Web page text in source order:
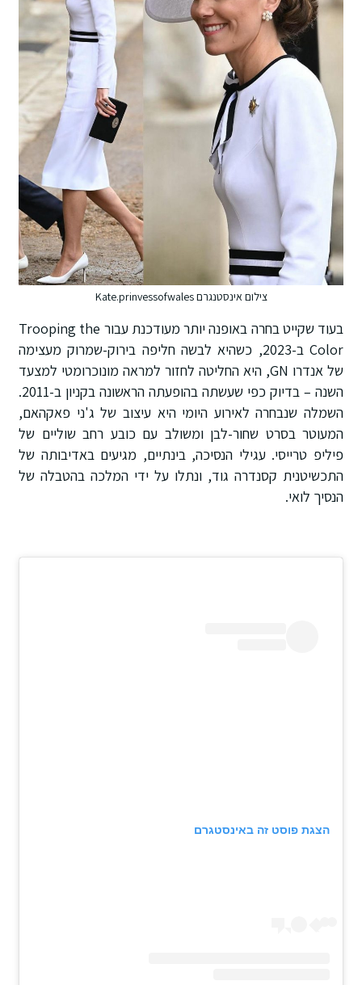
צילום אינסטנגרם Kate.prinvessofwales
בעוד שקייט בחרה באופנה יותר מעודכנת עבור Trooping the
Color ב-2023, כשהיא לבשה חליפה בירוק-שמרוק מעצימה
של אנדרו GN, היא החליטה לחזור למראה מונוכרומטי למצעד
השנה – בדיוק כפי שעשתה בהופעתה הראשונה בקניון ב-2011.
השמלה שנבחרה לאירוע היומי היא עיצוב של ג'ני פאקהאם,
המעוטר בסרט שחור-לבן ומשולב עם כובע רחב שוליים של
פיליפ טרייסי. עגילי הנסיכה, בינתיים, מגיעים באדיבותה של
התכשיטנית קסנדרה גוד, ונתלו על ידי המלכה בהטבלה של
הנסיך לואי.
הצגת פוסט זה באינסטגרם